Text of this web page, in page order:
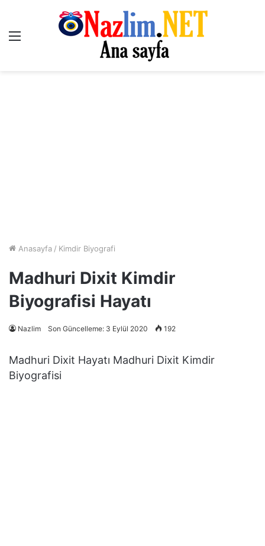
Menü
Anasayfa / Kimdir Biyografi
Madhuri Dixit Kimdir
Biyografisi Hayatı
Nazlim Son Güncelleme: 3 Eylül 2020 192
Madhuri Dixit Hayatı Madhuri Dixit Kimdir
Biyografisi